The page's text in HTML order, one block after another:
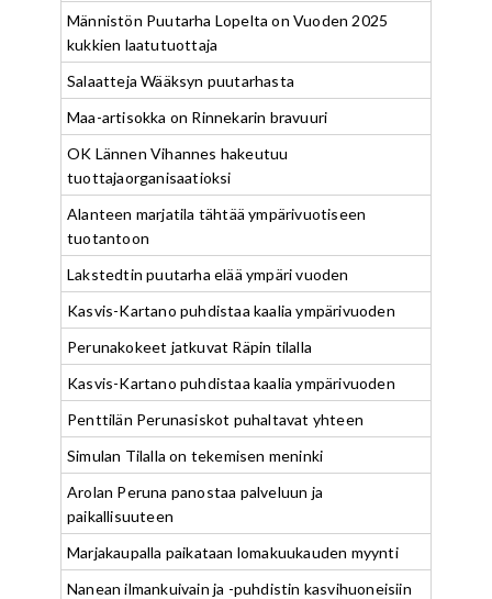
Männistön Puutarha Lopelta on Vuoden 2025
kukkien laatutuottaja
Salaatteja Wääksyn puutarhasta
Maa-artisokka on Rinnekarin bravuuri
OK Lännen Vihannes hakeutuu
tuottajaorganisaatioksi
Alanteen marjatila tähtää ympärivuotiseen
tuotantoon
Lakstedtin puutarha elää ympäri vuoden
Kasvis-Kartano puhdistaa kaalia ympärivuoden
Perunakokeet jatkuvat Räpin tilalla
Kasvis-Kartano puhdistaa kaalia ympärivuoden
Penttilän Perunasiskot puhaltavat yhteen
Simulan Tilalla on tekemisen meninki
Arolan Peruna panostaa palveluun ja
paikallisuuteen
Marjakaupalla paikataan lomakuukauden myynti
Nanean ilmankuivain ja -puhdistin kasvihuoneisiin